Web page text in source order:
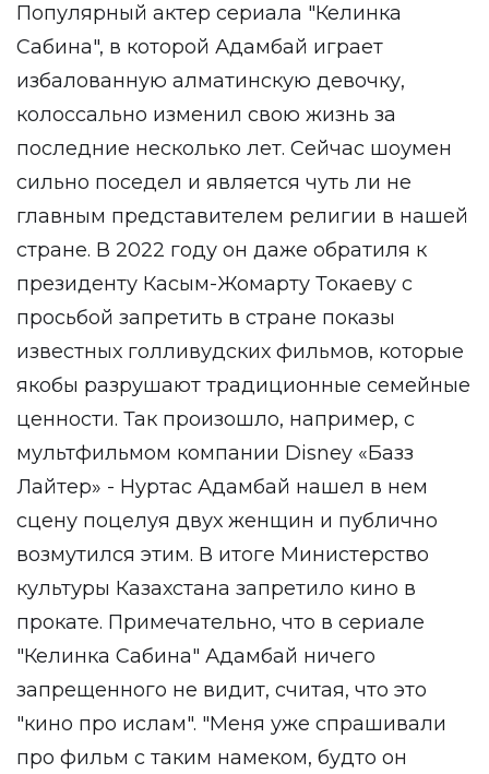
Популярный актер сериала "Келинка
Сабина", в которой Адамбай играет
избалованную алматинскую девочку,
колоссально изменил свою жизнь за
последние несколько лет. Сейчас шоумен
сильно поседел и является чуть ли не
главным представителем религии в нашей
стране. В 2022 году он даже обратиля к
президенту Касым-Жомарту Токаеву с
просьбой запретить в стране показы
известных голливудских фильмов, которые
якобы разрушают традиционные семейные
ценности. Так произошло, например, с
мультфильмом компании Disney «Базз
Лайтер» - Нуртас Адамбай нашел в нем
сцену поцелуя двух женщин и публично
возмутился этим. В итоге Министерство
культуры Казахстана запретило кино в
прокате. Примечательно, что в сериале
"Келинка Сабина" Адамбай ничего
запрещенного не видит, считая, что это
"кино про ислам". "Меня уже спрашивали
про фильм с таким намеком, будто он